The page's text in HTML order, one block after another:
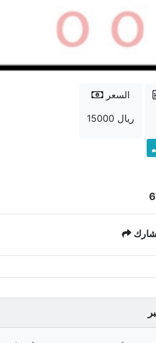
السعر
15000 ريال